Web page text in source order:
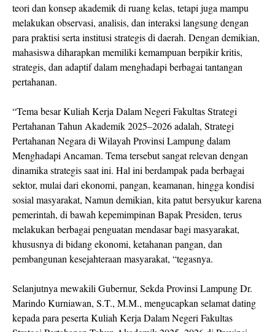
teori dan konsep akademik di ruang kelas, tetapi juga mampu
melakukan observasi, analisis, dan interaksi langsung dengan
para praktisi serta institusi strategis di daerah. Dengan demikian,
mahasiswa diharapkan memiliki kemampuan berpikir kritis,
strategis, dan adaptif dalam menghadapi berbagai tantangan
pertahanan.
“Tema besar Kuliah Kerja Dalam Negeri Fakultas Strategi
Pertahanan Tahun Akademik 2025–2026 adalah, Strategi
Pertahanan Negara di Wilayah Provinsi Lampung dalam
Menghadapi Ancaman. Tema tersebut sangat relevan dengan
dinamika strategis saat ini. Hal ini berdampak pada berbagai
sektor, mulai dari ekonomi, pangan, keamanan, hingga kondisi
sosial masyarakat, Namun demikian, kita patut bersyukur karena
pemerintah, di bawah kepemimpinan Bapak Presiden, terus
melakukan berbagai penguatan mendasar bagi masyarakat,
khususnya di bidang ekonomi, ketahanan pangan, dan
pembangunan kesejahteraan masyarakat, “tegasnya.
Selanjutnya mewakili Gubernur, Sekda Provinsi Lampung Dr.
Marindo Kurniawan, S.T., M.M., mengucapkan selamat dating
kepada para peserta Kuliah Kerja Dalam Negeri Fakultas